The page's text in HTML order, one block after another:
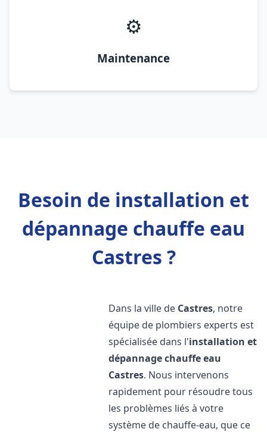
⚙️
Maintenance
Besoin de installation et
dépannage chauffe eau
Castres ?
Dans la ville de Castres, notre
équipe de plombiers experts est
spécialisée dans l'installation et
dépannage chauffe eau
Castres. Nous intervenons
rapidement pour résoudre tous
les problèmes liés à votre
système de chauffe-eau, que ce